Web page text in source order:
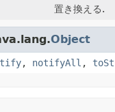
置き換える.
Object
, notifyAll ,